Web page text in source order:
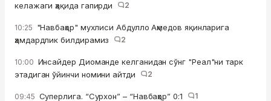
келажаги ҳақида гапирди
2
10:25 "Навбаҳор" мухлиси Абдулло Аҳмедов яқинларига
ҳамдардлик билдирамиз
2
10:00 Инсайдер Диоманде келганидан сўнг "Реал"ни тарк
этадиган ўйинчи номини айтди
2
09:45 Суперлига. “Сурхон” – “Навбаҳор” 0:1 1